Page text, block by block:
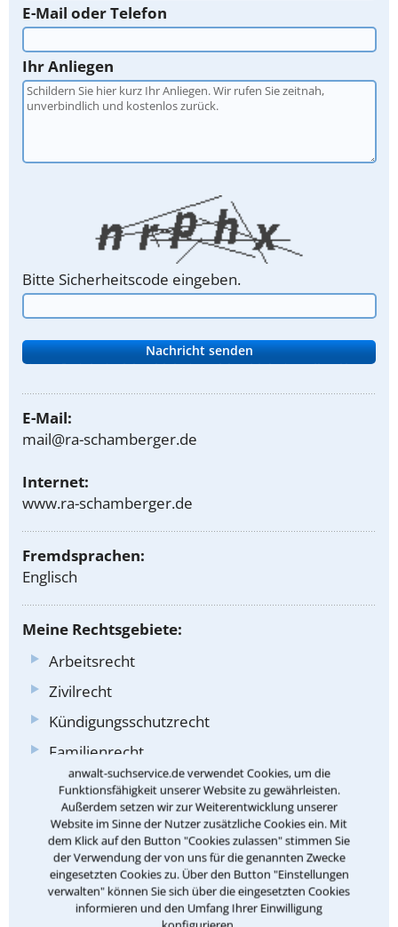
anwalt-suchservice.de verwendet Cookies, um die
Funktionsfähigkeit unserer Website zu gewährleisten.
Außerdem setzen wir zur Weiterentwicklung unserer
Website im Sinne der Nutzer zusätzliche Cookies ein. Mit
dem Klick auf den Button "Cookies zulassen" stimmen Sie
der Verwendung der von uns für die genannten Zwecke
eingesetzten Cookies zu. Über den Button "Einstellungen
verwalten" können Sie sich über die eingesetzten Cookies
informieren und den Umfang Ihrer Einwilligung
E-Mail oder Telefon
Ihr Anliegen
Bitte Sicherheitscode eingeben.
E-Mail:
mail@ra-schamberger.de
Internet:
www.ra-schamberger.de
Fremdsprachen:
Englisch
Meine Rechtsgebiete:
Arbeitsrecht
Zivilrecht
Kündigungsschutzrecht
Familienrecht
Scheidungsrecht
Sorgerecht
Umgangsrecht
Forderungseinzugsrecht
Zwangsvollstreckungsrecht